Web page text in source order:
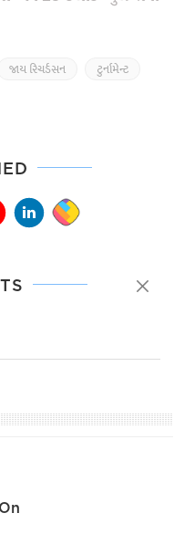
જાય રિચર્ડસન
ટુર્નામેન્ટ